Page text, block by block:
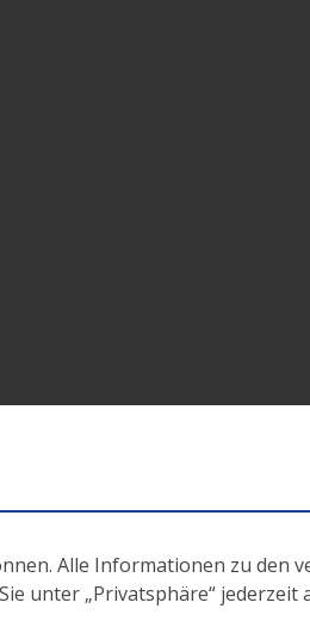
Alle Informationen zu den
unter „Privatsphäre“ jederzeit